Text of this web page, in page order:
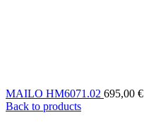
MAILO HM6071.02 695,00 €
Back to products